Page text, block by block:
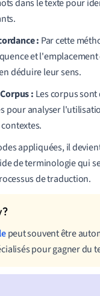
dans le texte pour
: Par cette
et
déduire leur sens.
: Les corpus
pour analyser
appliquées, il
de terminologie qui
de traduction.
peut souvent être
pour gagner du